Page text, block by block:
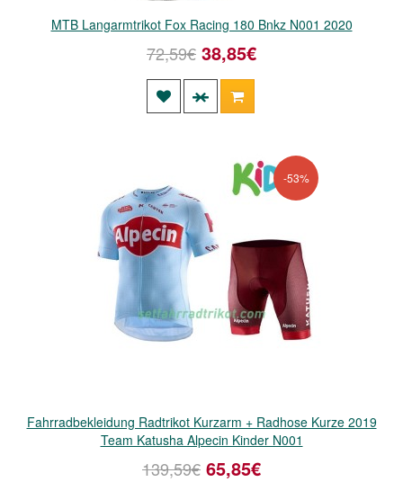
MTB Langarmtrikot Fox Racing 180 Bnkz N001 2020
72,59€ 38,85€
-53%
Fahrradbekleidung Radtrikot Kurzarm + Radhose Kurze 2019
Team Katusha Alpecin Kinder N001
139,59€ 65,85€